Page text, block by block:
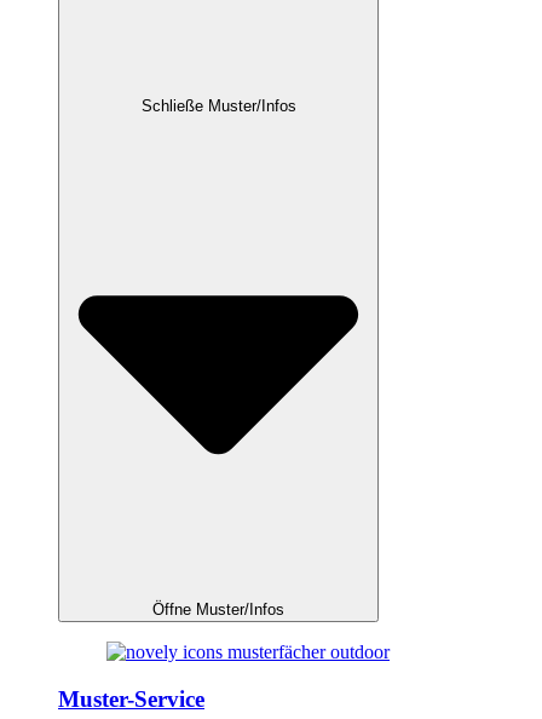
Schließe Muster/Infos
Öffne Muster/Infos
Muster-Service